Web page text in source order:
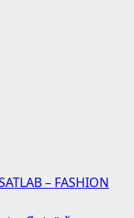
– FASHION